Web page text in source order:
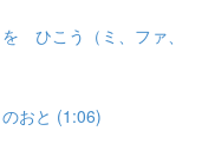
ひこう（ミ、ファ、
おと (1:06)